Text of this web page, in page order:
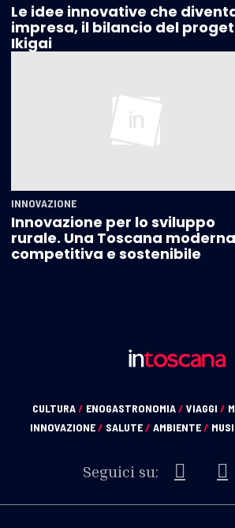
Le idee innovative che
impresa, il bilancio del
Ikigai
INNOVAZIONE
Innovazione per lo sviluppo
rurale. Una Toscana
competitiva e sostenibile
CULTURA/ ENOGASTRONOMIA/ VIAGGI /
INNOVAZIONE/ SALUTE/ AMBIENTE/
Seguici su: